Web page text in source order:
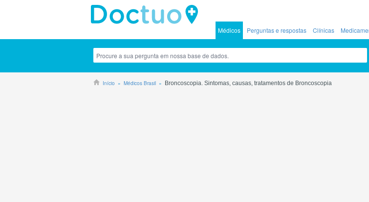
Médicos Perguntas e respostas Clínicas
Início Médicos Brasil Broncoscopia. Sintomas, causas, tratamentos de Broncoscopia